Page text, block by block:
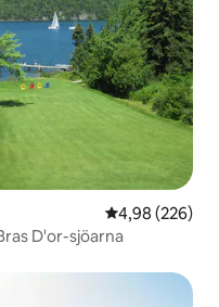
4,98 av 5 i
4,98 (226)
D'or-sjöarna